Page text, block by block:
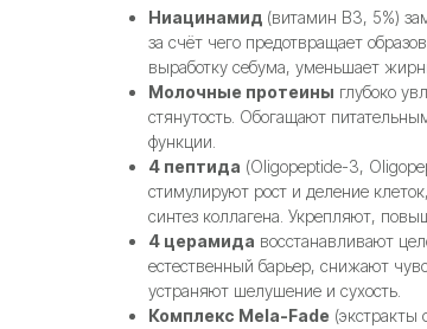
Ниацинамид (витамин B3, 5%)
за счёт чего предотвращает
выработку себума, уменьшает
Молочные протеины глубоко
стянутость. Обогащают
функции.
4 пептида (Oligopeptide-3,
стимулируют рост и деление
синтез коллагена. Укрепляют,
4 церамида восстанавливают
естественный барьер, снижают
устраняют шелушение и сухость.
Комплекс Mela-Fade (экстракты